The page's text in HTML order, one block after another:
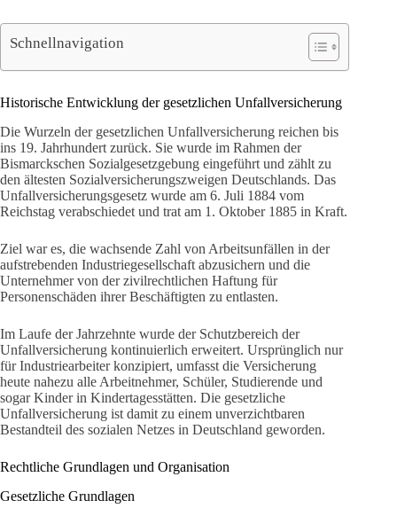
Schnellnavigation
Historische Entwicklung der gesetzlichen Unfallversicherung
Die Wurzeln der gesetzlichen Unfallversicherung reichen bis
ins 19. Jahrhundert zurück. Sie wurde im Rahmen der
Bismarckschen Sozialgesetzgebung eingeführt und zählt zu
den ältesten Sozialversicherungszweigen Deutschlands. Das
Unfallversicherungsgesetz wurde am 6. Juli 1884 vom
Reichstag verabschiedet und trat am 1. Oktober 1885 in Kraft.
Ziel war es, die wachsende Zahl von Arbeitsunfällen in der
aufstrebenden Industriegesellschaft abzusichern und die
Unternehmer von der zivilrechtlichen Haftung für
Personenschäden ihrer Beschäftigten zu entlasten.
Im Laufe der Jahrzehnte wurde der Schutzbereich der
Unfallversicherung kontinuierlich erweitert. Ursprünglich nur
für Industriearbeiter konzipiert, umfasst die Versicherung
heute nahezu alle Arbeitnehmer, Schüler, Studierende und
sogar Kinder in Kindertagesstätten. Die gesetzliche
Unfallversicherung ist damit zu einem unverzichtbaren
Bestandteil des sozialen Netzes in Deutschland geworden.
Rechtliche Grundlagen und Organisation
Gesetzliche Grundlagen